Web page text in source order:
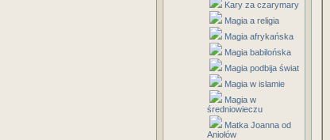
Kary za czarymary
Magia a religia
Magia afrykańska
Magia babilońska
Magia podbija świat
Magia w islamie
Magia w
średniowieczu
Matka Joanna od
Aniołów